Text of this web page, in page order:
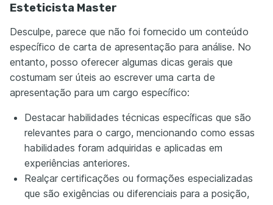
Esteticista Master
Desculpe, parece que não foi fornecido um conteúdo
específico de carta de apresentação para análise. No
entanto, posso oferecer algumas dicas gerais que
costumam ser úteis ao escrever uma carta de
apresentação para um cargo específico:
Destacar habilidades técnicas específicas que são
relevantes para o cargo, mencionando como essas
habilidades foram adquiridas e aplicadas em
experiências anteriores.
Realçar certificações ou formações especializadas
que são exigências ou diferenciais para a posição,